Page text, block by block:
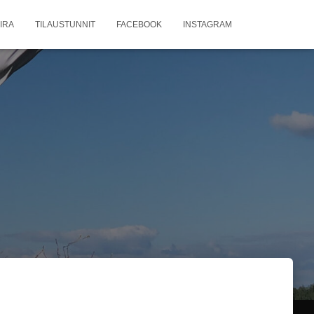
TILAUSTUNNIT FACEBOOK INSTAGRAM